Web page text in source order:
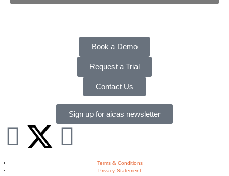
Book a Demo
Request a Trial
Contact Us
Sign up for aicas newsletter
Terms & Conditions
Privacy Statement